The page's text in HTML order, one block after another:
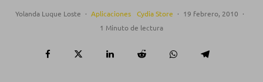
Yolanda Luque Loste · Aplicaciones Cydia Store · 19 febrero, 2010 ·
1 Minuto de lectura